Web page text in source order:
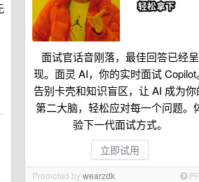
面试官话音刚落，最佳回答已经呈
现。面灵 AI，你的实时面试 Copilot。
告别卡壳和知识盲区，让 AI 成为你
第二大脑，轻松应对每一个问题。
验下一代面试方式。
立即试用
Promoted bywearzdk